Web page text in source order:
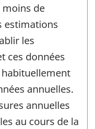
moins de
estimations
les
ces données
annuelles.
annuelles
au cours de la